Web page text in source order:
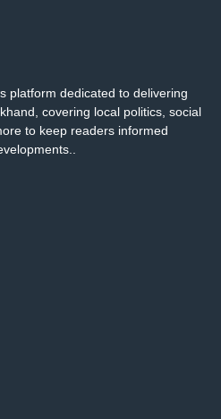
platform dedicated to delivering
covering local politics, social
to keep readers informed